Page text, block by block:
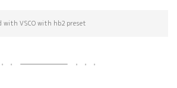
with VSCO with hb2 preset